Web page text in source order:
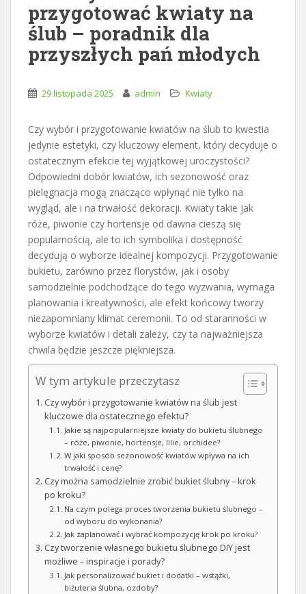
przygotować kwiaty na
ślub – poradnik dla
przyszłych pań młodych
29 listopada 2025 admin Kwiaty
Czy wybór i przygotowanie kwiatów na ślub to kwestia
jedynie estetyki, czy kluczowy element, który decyduje o
ostatecznym efekcie tej wyjątkowej uroczystości?
Odpowiedni dobór kwiatów, ich sezonowość oraz
pielęgnacja mogą znacząco wpłynąć nie tylko na
wygląd, ale i na trwałość dekoracji. Kwiaty takie jak
róże, piwonie czy hortensje od dawna cieszą się
popularnością, ale to ich symbolika i dostępność
decydują o wyborze idealnej kompozycji. Przygotowanie
bukietu, zarówno przez florystów, jak i osoby
samodzielnie podchodzące do tego wyzwania, wymaga
planowania i kreatywności, ale efekt końcowy tworzy
niezapomniany klimat ceremonii. To od staranności w
wyborze kwiatów i detali zależy, czy ta najważniejsza
chwila będzie jeszcze piękniejsza.
W tym artykule przeczytasz
Czy wybór i przygotowanie kwiatów na ślub jest
kluczowe dla ostatecznego efektu?
Jakie są najpopularniejsze kwiaty do bukietu ślubnego
– róże, piwonie, hortensje, lilie, orchidee?
W jaki sposób sezonowość kwiatów wpływa na ich
trwałość i cenę?
Czy można samodzielnie zrobić bukiet ślubny – krok
po kroku?
Na czym polega proces tworzenia bukietu ślubnego –
od wyboru do wykonania?
Jak zaplanować i wybrać kompozycję krok po kroku?
Czy tworzenie własnego bukietu ślubnego DIY jest
możliwe – inspiracje i porady?
Jak personalizować bukiet i dodatki – wstążki,
biżuteria ślubna, ozdoby?